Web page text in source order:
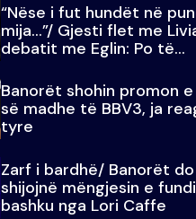
“Nëse i fut hundët në
mija…”/ Gjesti flet me
debatit me Eglin: Po të
Banorët shohin promon
së madhe të BBV3, ja
tyre
Zarf i bardhë/ Banorët
shijojnë mëngjesin e
bashku nga Lori Caffe